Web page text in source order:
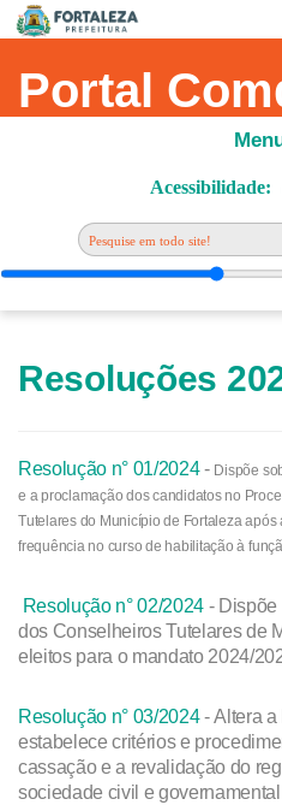
Portal
Resoluções
Resolução n° 01/2024- Dispõe
e a proclamação dos candidatos no
Tutelares do Município de Fortaleza
frequência no curso de habilitação à
Resolução n° 02/2024 - Dispõe
dos Conselheiros Tutelares de
eleitos para o mandato 2024/
Resolução n° 03/2024- Altera a
estabelece critérios e
cassação e a revalidação do
sociedade civil e